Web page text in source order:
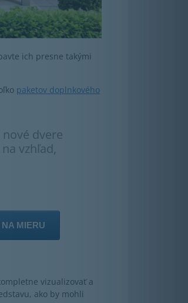
ich presne takými
paketov doplnkového
dvere
vzhľad,
MIERU
vizualizovať a
ako by mohli